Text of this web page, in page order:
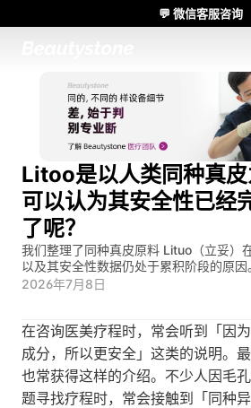
Litoo是以人类同种真
可以认为其安全性已经
了呢？
我们整理了同种真皮原料 Lituo（立妥）
以及其安全性数据仍处于累积阶段的原因
2026年7月8日
在咨询医美疗程时，常会听到「因
成分，所以更安全」这类的说明。
也常获得这样的介绍。不少人因毛
题寻找疗程时，常会接触到「同种
💬 微信客服咨询
🌸 Beautystone诊所出席 Meditox 曼谷